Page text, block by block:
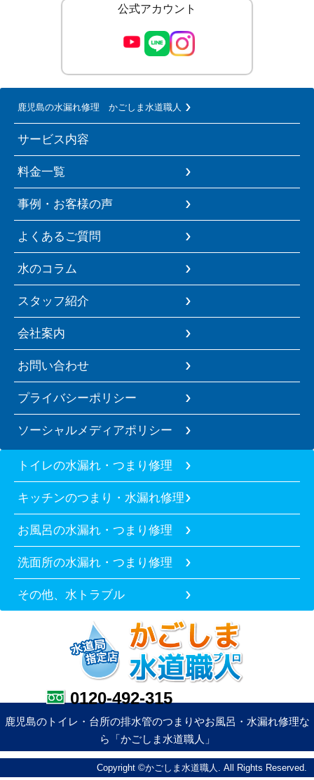
公式アカウント
鹿児島の水漏れ修理 かごしま水道職人
サービス内容
料金一覧
事例・お客様の声
よくあるご質問
水のコラム
スタッフ紹介
会社案内
お問い合わせ
プライバシーポリシー
ソーシャルメディアポリシー
トイレの水漏れ・つまり修理
キッチンのつまり・水漏れ修理
お風呂の水漏れ・つまり修理
洗面所の水漏れ・つまり修理
その他、水トラブル
0120-492-315
鹿児島のトイレ・台所の排水管のつまりやお風呂・水漏れ修理な
ら「かごしま水道職人」
Copyright ©かごしま水道職人. All Rights Reserved.